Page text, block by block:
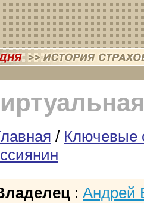
/ Ключевые
: Андрей